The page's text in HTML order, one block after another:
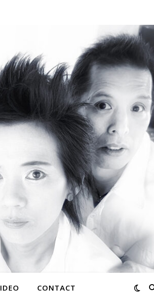
CONTACT